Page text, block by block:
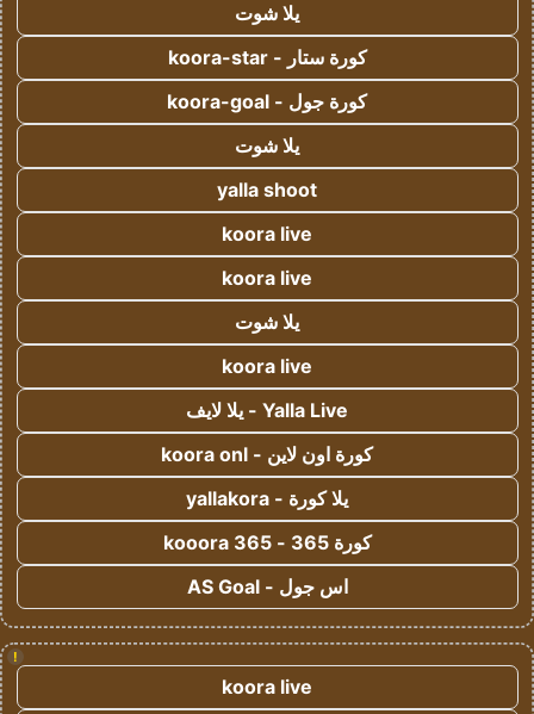
يلا شوت
كورة ستار - koora-star
كورة جول - koora-goal
يلا شوت
yalla shoot
koora live
koora live
يلا شوت
koora live
Yalla Live - يلا لايف
كورة اون لاين - koora onl
يلا كورة - yallakora
كورة 365 - kooora 365
اس جول - AS Goal
!
koora live